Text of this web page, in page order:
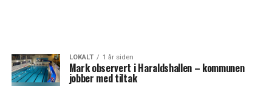
LOKALT 1 år siden
Mark observert i Haraldshallen – kommunen
jobber med tiltak